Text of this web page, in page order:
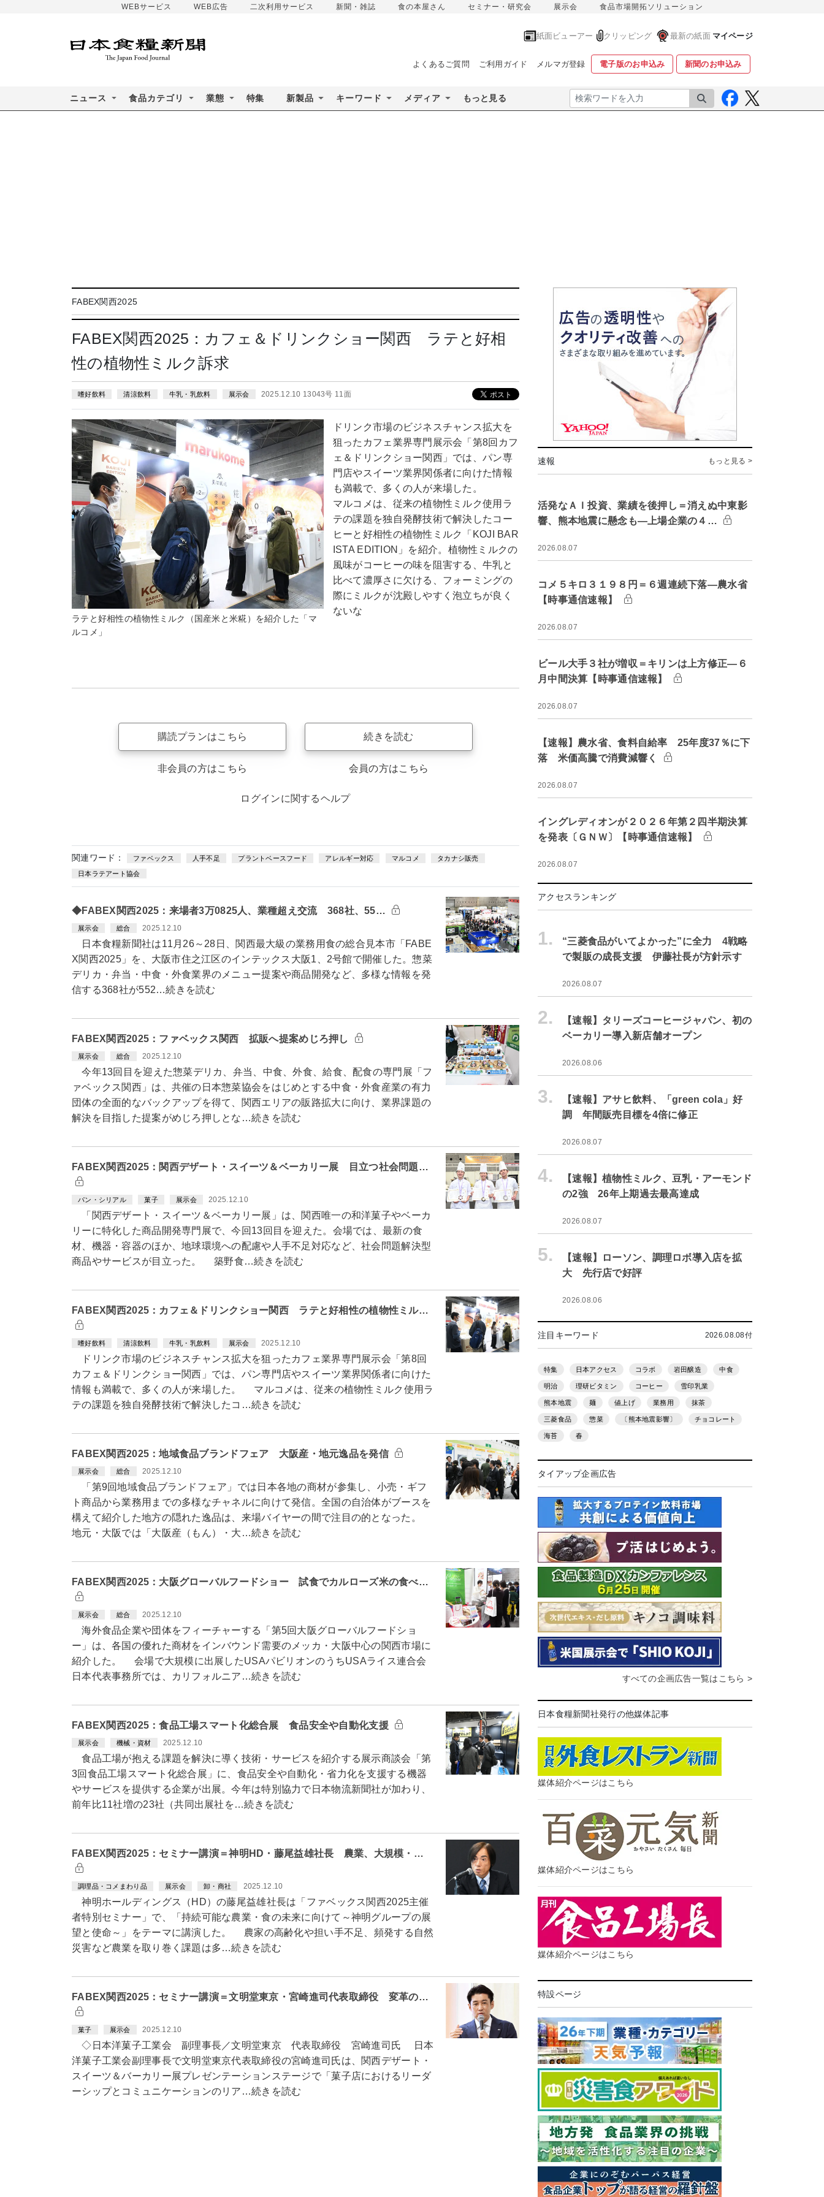
WEBサービス WEB広告 二次利用サービス 新聞・雑誌 食の本屋さん セミナー・研究会 展示会 食品市場開拓ソリューション
紙面ビューアー クリッピング 最新の紙面 マイページ
よくあるご質問 ご利用ガイド メルマガ登録 電子版のお申込み 新聞のお申込み
ニュース 食品カテゴリ 業態 特集 新製品 キーワード メディア もっと見る 検索
FABEX関西2025
FABEX関西2025：カフェ＆ドリンクショー関西 ラテと好相
性の植物性ミルク訴求
嗜好飲料 清涼飲料 牛乳・乳飲料 展示会 2025.12.10 13043号 11面
ラテと好相性の植物性ミルク（国産米と米糀）を紹介した「マ
ルコメ」
ドリンク市場のビジネスチャンス拡大を
狙ったカフェ業界専門展示会「第8回カフ
ェ＆ドリンクショー関西」では、パン専
門店やスイーツ業界関係者に向けた情報
も満載で、多くの人が来場した。
マルコメは、従来の植物性ミルク使用ラ
テの課題を独自発酵技術で解決したコー
ヒーと好相性の植物性ミルク「KOJI BAR
ISTA EDITION」を紹介。植物性ミルクの
風味がコーヒーの味を阻害する、牛乳と
比べて濃厚さに欠ける、フォーミングの
際にミルクが沈殿しやすく泡立ちが良く
ないな
購読プランはこちら
非会員の方はこちら
続きを読む
会員の方はこちら
ログインに関するヘルプ
関連ワード： ファベックス 人手不足 プラントベースフード アレルギー対応 マルコメ タカナシ販売
日本ラテアート協会
◆FABEX関西2025：来場者3万0825人、業種超え交流 368社、55…
展示会 総合 2025.12.10
日本食糧新聞社は11月26～28日、関西最大級の業務用食の総合見本市「FABE
X関西2025」を、大阪市住之江区のインテックス大阪1、2号館で開催した。惣菜
デリカ・弁当・中食・外食業界のメニュー提案や商品開発など、多様な情報を発
信する368社が552…続きを読む
FABEX関西2025：ファベックス関西 拡販へ提案めじろ押し
展示会 総合 2025.12.10
今年13回目を迎えた惣菜デリカ、弁当、中食、外食、給食、配食の専門展「フ
ァベックス関西」は、共催の日本惣菜協会をはじめとする中食・外食産業の有力
団体の全面的なバックアップを得て、関西エリアの販路拡大に向け、業界課題の
解決を目指した提案がめじろ押しとな…続きを読む
FABEX関西2025：関西デザート・スイーツ＆ベーカリー展 目立つ社会問題…
パン・シリアル 菓子 展示会 2025.12.10
「関西デザート・スイーツ＆ベーカリー展」は、関西唯一の和洋菓子やベーカ
リーに特化した商品開発専門展で、今回13回目を迎えた。会場では、最新の食
材、機器・容器のほか、地球環境への配慮や人手不足対応など、社会問題解決型
商品やサービスが目立った。 築野食…続きを読む
FABEX関西2025：カフェ＆ドリンクショー関西 ラテと好相性の植物性ミル…
嗜好飲料 清涼飲料 牛乳・乳飲料 展示会 2025.12.10
ドリンク市場のビジネスチャンス拡大を狙ったカフェ業界専門展示会「第8回
カフェ＆ドリンクショー関西」では、パン専門店やスイーツ業界関係者に向けた
情報も満載で、多くの人が来場した。 マルコメは、従来の植物性ミルク使用ラ
テの課題を独自発酵技術で解決したコ…続きを読む
FABEX関西2025：地域食品ブランドフェア 大阪産・地元逸品を発信
展示会 総合 2025.12.10
「第9回地域食品ブランドフェア」では日本各地の商材が参集し、小売・ギフ
ト商品から業務用までの多様なチャネルに向けて発信。全国の自治体がブースを
構えて紹介した地方の隠れた逸品は、来場バイヤーの間で注目の的となった。
地元・大阪では「大阪産（もん）・大…続きを読む
FABEX関西2025：大阪グローバルフードショー 試食でカルローズ米の食べ…
展示会 総合 2025.12.10
海外食品企業や団体をフィーチャーする「第5回大阪グローバルフードショ
ー」は、各国の優れた商材をインバウンド需要のメッカ・大阪中心の関西市場に
紹介した。 会場で大規模に出展したUSAパビリオンのうちUSAライス連合会
日本代表事務所では、カリフォルニア…続きを読む
FABEX関西2025：食品工場スマート化総合展 食品安全や自動化支援
展示会 機械・資材 2025.12.10
食品工場が抱える課題を解決に導く技術・サービスを紹介する展示商談会「第
3回食品工場スマート化総合展」に、食品安全や自動化・省力化を支援する機器
やサービスを提供する企業が出展。今年は特別協力で日本物流新聞社が加わり、
前年比11社増の23社（共同出展社を…続きを読む
FABEX関西2025：セミナー講演＝神明HD・藤尾益雄社長 農業、大規模・…
調理品・コメまわり品 展示会 卸・商社 2025.12.10
神明ホールディングス（HD）の藤尾益雄社長は「ファベックス関西2025主催
者特別セミナー」で、「持続可能な農業・食の未来に向けて～神明グループの展
望と使命～」をテーマに講演した。 農家の高齢化や担い手不足、頻発する自然
災害など農業を取り巻く課題は多…続きを読む
FABEX関西2025：セミナー講演＝文明堂東京・宮崎進司代表取締役 変革の…
菓子 展示会 2025.12.10
◇日本洋菓子工業会 副理事長／文明堂東京 代表取締役 宮崎進司氏 日本
洋菓子工業会副理事長で文明堂東京代表取締役の宮崎進司氏は、関西デザート・
スイーツ＆バーカリー展プレゼンテーションステージで「菓子店におけるリーダ
ーシップとコミュニケーションのリア…続きを読む
速報 もっと見る >
活発なＡＩ投資、業績を後押し＝消えぬ中東影
響、熊本地震に懸念も―上場企業の４…
2026.08.07
コメ５キロ３１９８円＝６週連続下落―農水省
【時事通信速報】
2026.08.07
ビール大手３社が増収＝キリンは上方修正―６
月中間決算【時事通信速報】
2026.08.07
【速報】農水省、食料自給率 25年度37％に下
落 米価高騰で消費減響く
2026.08.07
イングレディオンが２０２６年第２四半期決算
を発表〔ＧＮＷ〕【時事通信速報】
2026.08.07
アクセスランキング
1.
“三菱食品がいてよかった”に全力 4戦略
で製販の成長支援 伊藤社長が方針示す
2026.08.07
2.
【速報】タリーズコーヒージャパン、初の
ベーカリー導入新店舗オープン
2026.08.06
3.
【速報】アサヒ飲料、「green cola」好
調 年間販売目標を4倍に修正
2026.08.07
4.
【速報】植物性ミルク、豆乳・アーモンド
の2強 26年上期過去最高達成
2026.08.07
5.
【速報】ローソン、調理ロボ導入店を拡
大 先行店で好評
2026.08.06
注目キーワード 2026.08.08付
特集 日本アクセス コラボ 岩田醸造 中食
明治 理研ビタミン コーヒー 雪印乳業
熊本地震 麺 値上げ 業務用 抹茶
三菱食品 惣菜 〔熊本地震影響〕 チョコレート
海苔 春
タイアップ企画広告
すべての企画広告一覧はこちら >
日本食糧新聞社発行の他媒体記事
媒体紹介ページはこちら
媒体紹介ページはこちら
媒体紹介ページはこちら
特設ページ